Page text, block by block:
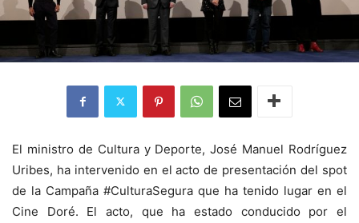
El ministro de Cultura y Deporte, José Manuel Rodríguez
Uribes, ha intervenido en el acto de presentación del spot
de la Campaña #CulturaSegura que ha tenido lugar en el
Cine Doré. El acto, que ha estado conducido por el